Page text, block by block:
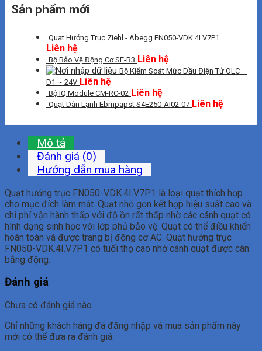
Sản phẩm mới
Quạt Hướng Trục Ziehl - Abegg FN050-VDK.4I.V7P1
Liên hệ
Bộ Bảo Vệ Động Cơ SE-B3 Liên hệ
Bộ Kiểm Soát Mức Dầu Điện Tử OLC –
D1 ~ 24V Liên hệ
Bộ IQ Module CM-RC-02 Liên hệ
Quạt Dàn Lạnh Ebmpapst S4E250-AI02-07 Liên hệ
Mô tả
Đánh giá (0)
Hướng dẫn mua hàng
Quạt hướng trục FN050-VDK.4I.V7P1 là loại quạt thích hợp
cho mục đích làm mát. Quạt nhỏ gọn kết hợp hiệu suất cao và
chi phí vận hành thấp với độ ồn rất thấp nhờ các cánh quạt có
hình dạng sinh học với lớp phủ bảo vệ. Quạt có thể điều khiển
hoàn toàn và được trang bị động cơ AC. Quạt hướng trục
FN050-VDK.4I.V7P1 có tuổi thọ cao nhờ cánh quạt được cân
bằng động.
Đánh giá
Chưa có đánh giá nào.
Chỉ những khách hàng đã đăng nhập và mua sản phẩm này
mới có thể đưa ra đánh giá.